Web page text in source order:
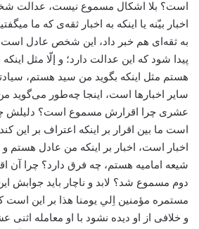
است؟ بلا اشکال مسموع نیست، عدالت
اخبار بیّنه یا اینکه به اخبار ثقه‌ی که ما
به ثقه‌ای هم خبر داد، این شخص عادل است
پیدا شود که این عدالت دارد؛ و إلّا مثل
هستم مثل اینکه بگوید من سید هستم،
سایر اخبارها است، اینجا چه‌طور می‌گوید
عشری چرا اقرارش مسموع است؟ دلیلش
است ما بین اقرار بر اینکه اعتراف بر این
اخبار است، اخبار بر اینکه من عادل هستم و
شیعه امامیه هستم، چه فرق دارد؟ چرا آن
دوم مسموع شد؟ لابد و ناچار باید جوابش
مستمره مؤمنین اِلي یومنا هذا بر این است
و خلافی از او دیده نشود با او معامله اثنی